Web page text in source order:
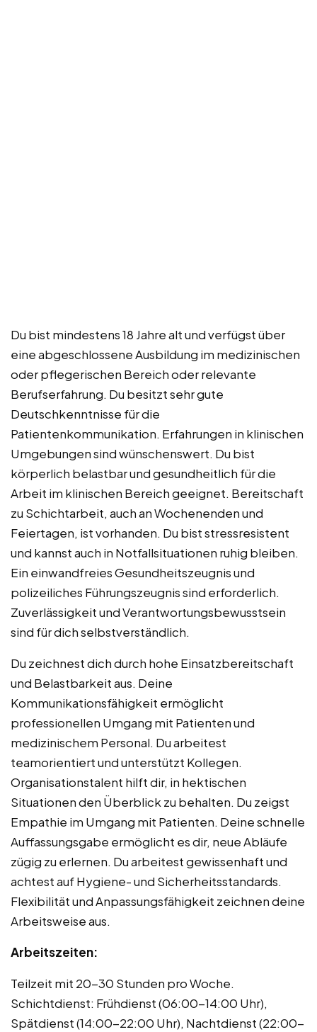
Du bist mindestens 18 Jahre alt und verfügst über
eine abgeschlossene Ausbildung im medizinischen
oder pflegerischen Bereich oder relevante
Berufserfahrung. Du besitzt sehr gute
Deutschkenntnisse für die
Patientenkommunikation. Erfahrungen in klinischen
Umgebungen sind wünschenswert. Du bist
körperlich belastbar und gesundheitlich für die
Arbeit im klinischen Bereich geeignet. Bereitschaft
zu Schichtarbeit, auch an Wochenenden und
Feiertagen, ist vorhanden. Du bist stressresistent
und kannst auch in Notfallsituationen ruhig bleiben.
Ein einwandfreies Gesundheitszeugnis und
polizeiliches Führungszeugnis sind erforderlich.
Zuverlässigkeit und Verantwortungsbewusstsein
sind für dich selbstverständlich.
Du zeichnest dich durch hohe Einsatzbereitschaft
und Belastbarkeit aus. Deine
Kommunikationsfähigkeit ermöglicht
professionellen Umgang mit Patienten und
medizinischem Personal. Du arbeitest
teamorientiert und unterstützt Kollegen.
Organisationstalent hilft dir, in hektischen
Situationen den Überblick zu behalten. Du zeigst
Empathie im Umgang mit Patienten. Deine schnelle
Auffassungsgabe ermöglicht es dir, neue Abläufe
zügig zu erlernen. Du arbeitest gewissenhaft und
achtest auf Hygiene- und Sicherheitsstandards.
Flexibilität und Anpassungsfähigkeit zeichnen deine
Arbeitsweise aus.
Arbeitszeiten:
Teilzeit mit 20-30 Stunden pro Woche.
Schichtdienst: Frühdienst (06:00-14:00 Uhr),
Spätdienst (14:00-22:00 Uhr), Nachtdienst (22:00-